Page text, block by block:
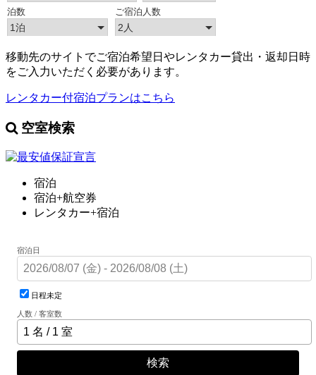
移動先のサイトでご宿泊希望日やレンタカー貸出・返却日時
をご入力いただく必要があります。
レンタカー付宿泊プランはこちら
空室検索
宿泊
宿泊+航空券
レンタカー+宿泊
宿泊日
日程未定
人数 / 客室数
検索